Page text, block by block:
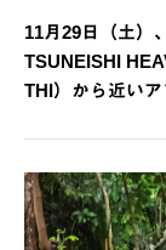
11月29日（土）
TSUNEISHI
THI）から近い